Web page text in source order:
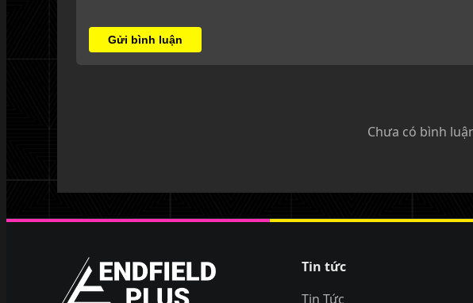
Gửi bình luận
Chưa có bình
EndfieldPlus
Tin tức
Tin Tức